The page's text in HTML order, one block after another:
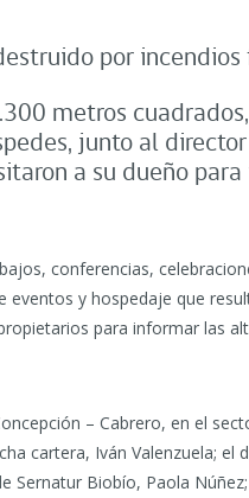
por incendios
metros
junto al
a su dueño
conferencias,
eventos y hospedaje que
para informar las
– Cabrero, en el
cartera, Iván Valenzuela;
Sernatur Biobío, Paola